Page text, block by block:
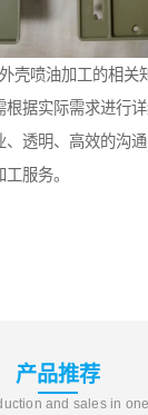
壳喷油加工的相关
据实际需求进行详
、透明、高效的沟
服务。
产品推荐
and sales in